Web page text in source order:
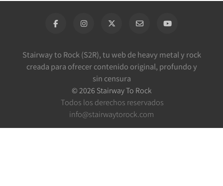
Stairway to Rock (S2R), tu web de heavy metal y rock
creada para ofrecer contenido original, profundo y
sin censura
©2026 Stairway To Rock
Todos los derechos reservados
info@stairwaytorock.com